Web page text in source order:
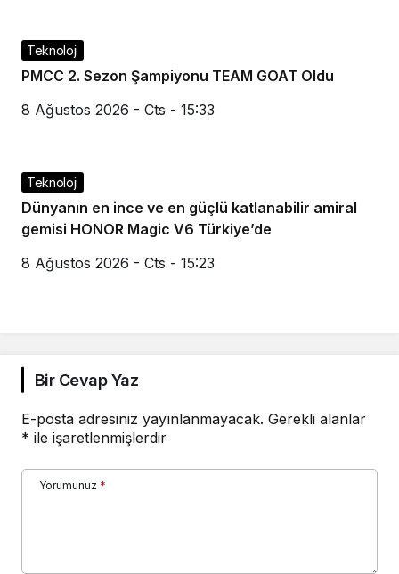
Teknoloji
PMCC 2. Sezon Şampiyonu TEAM GOAT Oldu
8 Ağustos 2026 - Cts - 15:33
Teknoloji
Dünyanın en ince ve en güçlü katlanabilir amiral
gemisi HONOR Magic V6 Türkiye’de
8 Ağustos 2026 - Cts - 15:23
Bir Cevap Yaz
E-posta adresiniz yayınlanmayacak. Gerekli alanlar
* ile işaretlenmişlerdir
Yorumunuz *